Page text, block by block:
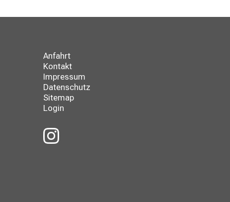
Anfahrt
Kontakt
Impressum
Datenschutz
Sitemap
Login